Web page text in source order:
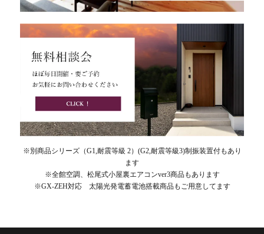
※別商品シリーズ（G1,耐震等級 2）(G2,耐震等級3)制振装置付もあり
ます
※全館空調、松尾式小屋裏エアコンver3商品もあります
※GX-ZEH対応 太陽光発電蓄電池搭載商品もご用意してます